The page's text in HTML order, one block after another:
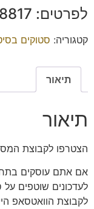
לפרטים: ‭050-5218817‬ יוסי.
קטגוריה: סטוקים
תיאור
תיאור
הצטרפו לקבוצת
אם אתם עוסקים
לעדכונים שוטפים
לקבוצת הוואטסאפ